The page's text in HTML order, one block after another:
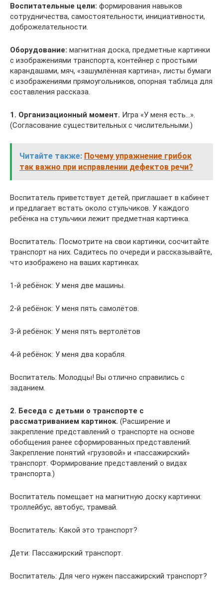
Воспитательные цели: формирования навыков
сотрудничества, самостоятельности, инициативности,
доброжелательности.
Оборудование: магнитная доска, предметные картинки
с изображениями транспорта, контейнер с простыми
карандашами, мяч, «зашумлённая картина», листы бумаги
с изображениями прямоугольников, опорная таблица для
составления рассказа.
1. Организационный момент. Игра «У меня есть…».
(Согласование существительных с числительными.)
Читайте также: Почему упражнение грибок
так важно при исправлении дефектов речи?
Воспитатель приветствует детей, приглашает в кабинет
и предлагает встать около стульчиков. У каждого
ребёнка на стульчики лежит предметная картинка.
Воспитатель: Посмотрите на свои картинки, сосчитайте
транспорт на них. Садитесь по очереди и рассказывайте,
что изображено на ваших картинках.
1-й ребёнок: У меня две машины.
2-й ребёнок: У меня пять самолётов.
3-й ребёнок: У меня пять вертолётов
4-й ребёнок: У меня два корабля.
Воспитатель: Молодцы! Вы отлично справились с
заданием.
2. Беседа с детьми о транспорте с
рассматриванием картинок. (Расширение и
закрепление представлений о транспорте на основе
обобщения ранее сформированных представлений.
Закрепление понятий «грузовой» и «пассажирский»
транспорт. Формирование представлений о видах
транспорта.)
Воспитатель помещает на магнитную доску картинки:
троллейбус, автобус, трамвай.
Воспитатель: Какой это транспорт?
Дети: Пассажирский транспорт.
Воспитатель: Для чего нужен пассажирский транспорт?